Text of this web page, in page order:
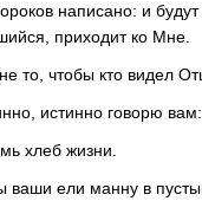
написано: и
приходит ко Мне.
то, чтобы кто видел
истинно говорю
хлеб жизни.
ваши ели манну в